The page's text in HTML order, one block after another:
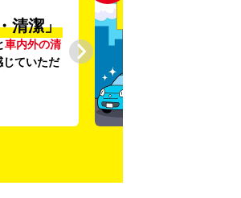
清潔」
車内外の清
じていただ